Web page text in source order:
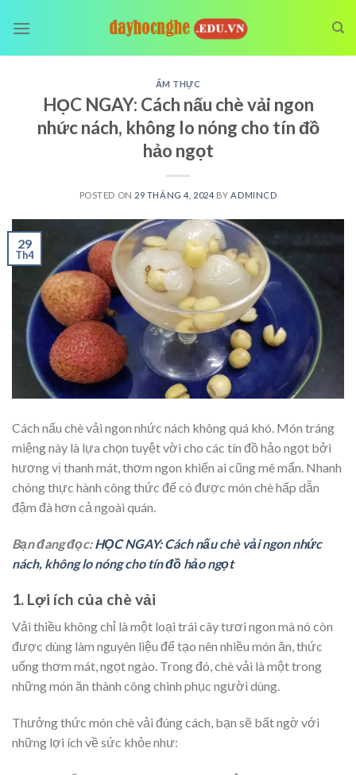
ẨM THỰC
HỌC NGAY: Cách nấu chè vải ngon
nhức nách, không lo nóng cho tín đồ
hảo ngọt
POSTED ON 29 THÁNG 4, 2024 BY ADMINCD
29
Th4
Cách nấu chè vải ngon nhức nách không quá khó. Món tráng
miệng này là lựa chọn tuyệt vời cho các tín đồ hảo ngọt bởi
hương vị thanh mát, thơm ngon khiến ai cũng mê mẩn. Nhanh
chóng thực hành công thức để có được món chè hấp dẫn
đậm đà hơn cả ngoài quán.
Bạn đang đọc:HỌC NGAY: Cách nấu chè vải ngon nhức
nách, không lo nóng cho tín đồ hảo ngọt
1. Lợi ích của chè vải
Vải thiều không chỉ là một loại trái cây tươi ngon mà nó còn
được dùng làm nguyên liệu để tạo nên nhiều món ăn, thức
uống thơm mát, ngọt ngào. Trong đó, chè vải là một trong
những món ăn thành công chinh phục người dùng.
Thưởng thức món chè vải đúng cách, bạn sẽ bất ngờ với
những lợi ích về sức khỏe như: